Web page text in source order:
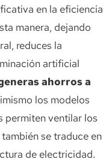
en la eficiencia
manera, dejando
reduces la
artificial
ahorros a
los modelos
permiten ventilar los
se traduce en
de electricidad.